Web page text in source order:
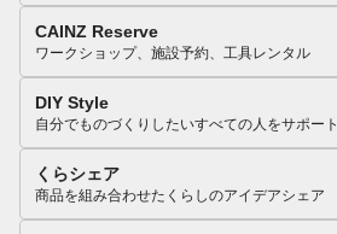
CAINZ Reserve
ワークショップ、施設予約、工具レンタル
DIY Style
自分でものづくりしたいすべての人をサポート
くらシェア
商品を組み合わせたくらしのアイデアシェア